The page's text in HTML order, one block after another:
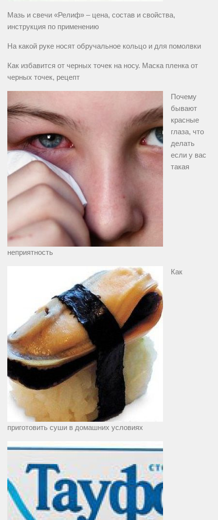
Мазь и свечи «Релиф» – цена, состав и свойства,
инструкция по применению
На какой руке носят обручальное кольцо и для помолвки
Как избавится от черных точек на носу. Маска пленка от
черных точек, рецепт
Почему
бывают
красные
глаза, что
делать
если у вас
такая
неприятность
Как
приготовить суши в домашних условиях